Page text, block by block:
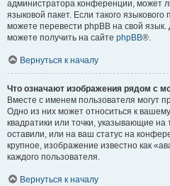
администратора конференции, может
языковой пакет. Если такого
можете перевести phpBB на свой
можете получить на сайте phpBB®.
Вернуться к началу
Что означают изображения рядом с
Вместе с именем пользователя могут
Одно из них может относиться к
квадратики или точки, указывающие на
оставили, или на ваш статус на
крупное, изображение известно как
каждого пользователя.
Вернуться к началу